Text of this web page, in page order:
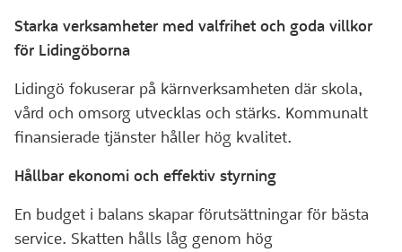
Starka verksamheter med valfrihet och goda villkor
för Lidingöborna
Lidingö fokuserar på kärnverksamheten där skola,
vård och omsorg utvecklas och stärks. Kommunalt
finansierade tjänster håller hög kvalitet.
Hållbar ekonomi och effektiv styrning
En budget i balans skapar förutsättningar för bästa
service. Skatten hålls låg genom hög